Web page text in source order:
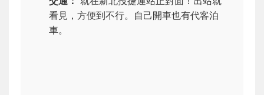
看見，方便到不行。自己開車也有代客泊
車。